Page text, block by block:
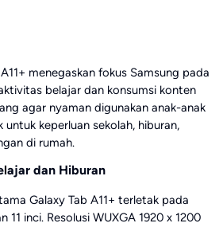
menegaskan fokus Samsung pada
belajar dan konsumsi konten
agar nyaman digunakan anak-anak
keperluan sekolah, hiburan,
di rumah.
dan Hiburan
Galaxy Tab A11+ terletak pada
11 inci. Resolusi WUXGA 1920 x 1200